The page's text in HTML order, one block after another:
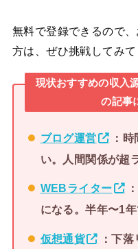
無料で登録できるので
方は、ぜひ挑戦してみて
現状おすすめの収入
の記事
ブログ運営
：
い。人間関係が超
WEBライター
になる。半年〜1年
仮想通貨
：下